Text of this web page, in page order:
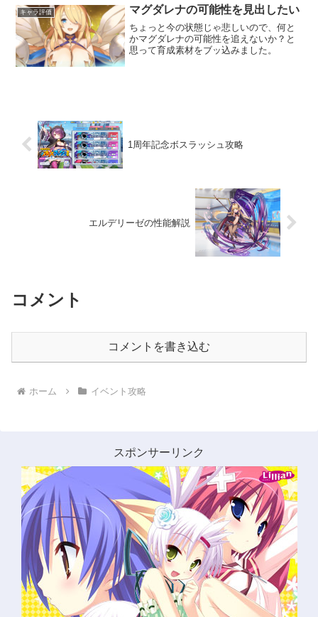
きました。今回の裏フィーニスはチャー
ジで火力が上がるので、...
キャラ評価 マグダレナの可能性を見出したい
ちょっと今の状態じゃ悲しいので、何と
かマグダレナの可能性を追えないか？と
思って育成素材をブッ込みました。
1周年記念ボスラッシュ攻略
エルデリーゼの性能解説
コメント
コメントを書き込む
ホーム イベント攻略
スポンサーリンク